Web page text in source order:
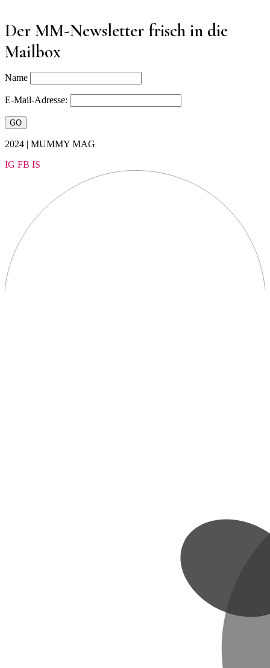
Der MM-Newsletter frisch in die
Mailbox
Name
E-Mail-Adresse:
2024 | MUMMY MAG
IG FB IS